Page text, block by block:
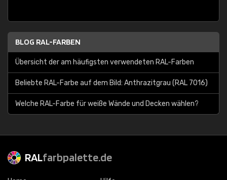
BLOG RAL-FARBEN
Übersicht der am häufigsten verwendeten RAL-Farben
Beliebte RAL-Farbe auf dem Bild: Anthrazitgrau (RAL 7016)
Welche RAL-Farbe für weiße Wände und Decken wählen?
RALfarbpalette.de